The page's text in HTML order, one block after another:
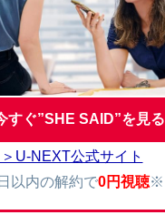
すぐ”SHE SAID”を見る
＞U-NEXT公式サイト
以内の解約で0円視聴※